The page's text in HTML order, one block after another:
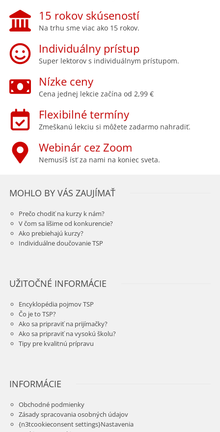
15 rokov skúseností
Na trhu sme viac ako 15 rokov.
Individuálny prístup
Super lektorov s individuálnym prístupom.
Nízke ceny
Cena jednej lekcie začína od 2,99 €
Flexibilné termíny
Zmeškanú lekciu si môžete zadarmo nahradiť.
Webinár cez Zoom
Nemusíš ísť za nami na koniec sveta.
MOHLO BY VÁS ZAUJÍMAŤ
Prečo chodiť na kurzy k nám?
V čom sa líšime od konkurencie?
Ako prebiehajú kurzy?
Individuálne doučovanie TSP
UŽITOČNÉ INFORMÁCIE
Encyklopédia pojmov TSP
Čo je to TSP?
Ako sa pripraviť na prijímačky?
Ako sa pripraviť na vysokú školu?
Tipy pre kvalitnú prípravu
INFORMÁCIE
Obchodné podmienky
Zásady spracovania osobných údajov
{n3tcookieconsent settings}Nastavenia